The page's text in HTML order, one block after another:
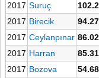
2017 Suruç
2017 Birecik
2017 Ceylanpınar
2017 Harran
2017 Bozova